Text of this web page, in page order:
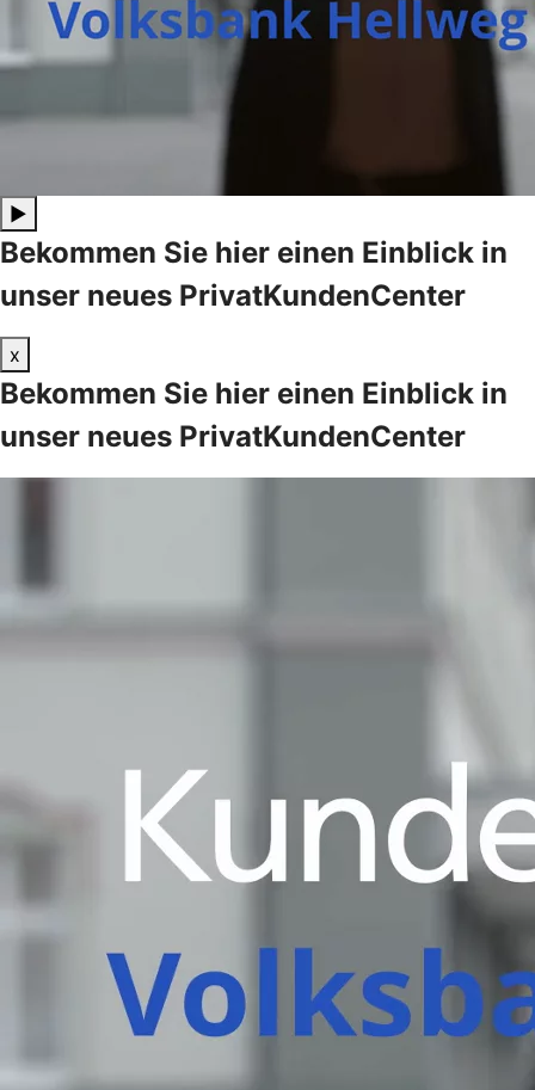
▶
Bekommen Sie hier einen Einblick in
unser neues PrivatKundenCenter
x
Bekommen Sie hier einen Einblick in
unser neues PrivatKundenCenter